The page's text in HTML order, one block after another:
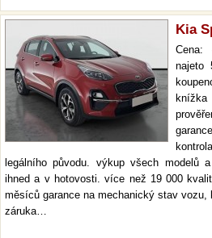
Kia
Cena:
najeto
legálního původu. výkup všech modelů
ihned a v hotovosti. více než 19 000
měsíců garance na mechanický stav
záruka…